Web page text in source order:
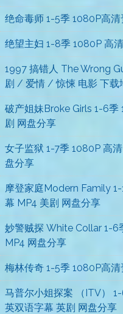
绝命毒师 1-5季 1080P高
绝望主妇 1-8季 1080P 高
1997 搞错人 The Wrong
剧 / 爱情 / 惊悚 电影 下载
破产姐妹Broke Girls 1-6季
剧 网盘分享
女子监狱 1-7季 1080P 高
盘分享
摩登家庭Modern Family
幕 MP4 美剧 网盘分享
妙警贼探 White Collar 1-6
MP4 网盘分享
梅林传奇 1-5季 1080P高
马普尔小姐探案 （ITV）
英双语字幕 英剧 网盘分享